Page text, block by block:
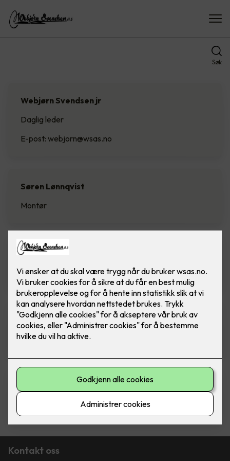
Søk
Webjørn Svendsen jr
Daglig leder
E-post: webjorn@wsas.no
Søren Lønnqvist
Montør
Ryszard Pietka
Montør
Benjamin Rørhus
Montør
Kontakt oss